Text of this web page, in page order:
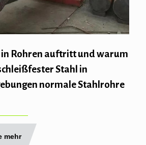
in Rohren auftritt und warum
Stahl in
normale Stahlrohre
mehr